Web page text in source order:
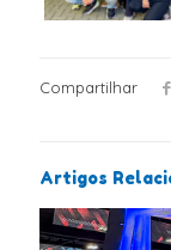
Compartilhar
Artigos